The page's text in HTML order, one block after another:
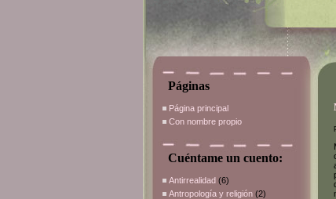
Páginas
Página principal
Con nombre propio
Cuéntame un cuento:
Antirrealidad (6)
Antropología y religión (2)